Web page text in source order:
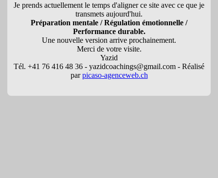
Je prends actuellement le temps d'aligner ce site avec ce que je
transmets aujourd'hui.
Préparation mentale / Régulation émotionnelle /
Performance durable.
Une nouvelle version arrive prochainement.
Merci de votre visite.
Yazid
Tél. +41 76 416 48 36 - yazidcoachings@gmail.com - Réalisé
parpicaso-agenceweb.ch